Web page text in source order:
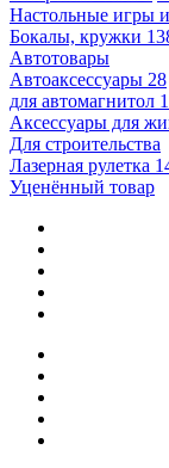
Настольные игры
Бокалы, кружки
Автотовары
Автоаксессуары 28
для автомагнитол
Аксессуары для
Для строительства
Лазерная рулетка
Уценённый товар